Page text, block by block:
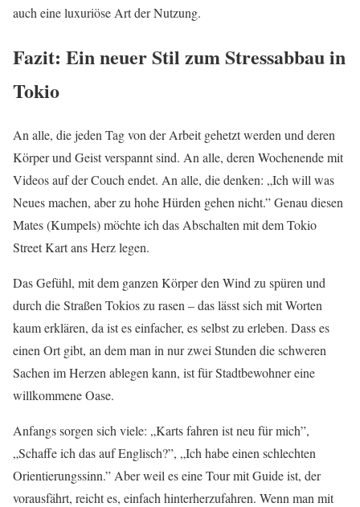
auch eine luxuriöse Art der Nutzung.
Fazit: Ein neuer Stil zum Stressabbau in
Tokio
An alle, die jeden Tag von der Arbeit gehetzt werden und deren
Körper und Geist verspannt sind. An alle, deren Wochenende mit
Videos auf der Couch endet. An alle, die denken: „Ich will was
Neues machen, aber zu hohe Hürden gehen nicht.” Genau diesen
Mates (Kumpels) möchte ich das Abschalten mit dem Tokio
Street Kart ans Herz legen.
Das Gefühl, mit dem ganzen Körper den Wind zu spüren und
durch die Straßen Tokios zu rasen – das lässt sich mit Worten
kaum erklären, da ist es einfacher, es selbst zu erleben. Dass es
einen Ort gibt, an dem man in nur zwei Stunden die schweren
Sachen im Herzen ablegen kann, ist für Stadtbewohner eine
willkommene Oase.
Anfangs sorgen sich viele: „Karts fahren ist neu für mich”,
„Schaffe ich das auf Englisch?”, „Ich habe einen schlechten
Orientierungssinn.” Aber weil es eine Tour mit Guide ist, der
vorausfährt, reicht es, einfach hinterherzufahren. Wenn man mit